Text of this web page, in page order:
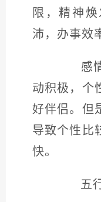
限，精神
沛，办事效
感情
动积极，个
好伴侣。但
导致个性比
快。
五行